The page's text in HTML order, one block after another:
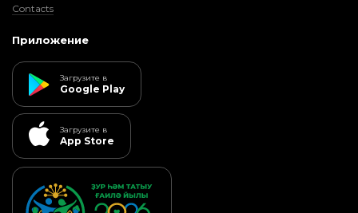
Contacts
Приложение
Загрузите в
Google Play
Загрузите в
App Store